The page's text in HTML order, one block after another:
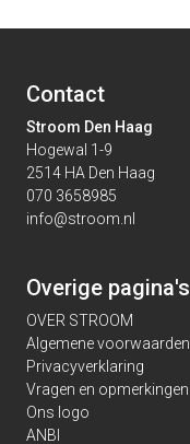
Contact
Stroom Den Haag
Hogewal 1-9
2514 HA Den Haag
070 3658985
info@stroom.nl
Overige pagina's
OVER STROOM
Algemene voorwaarden
Privacyverklaring
Vragen en opmerkingen
Ons logo
ANBI